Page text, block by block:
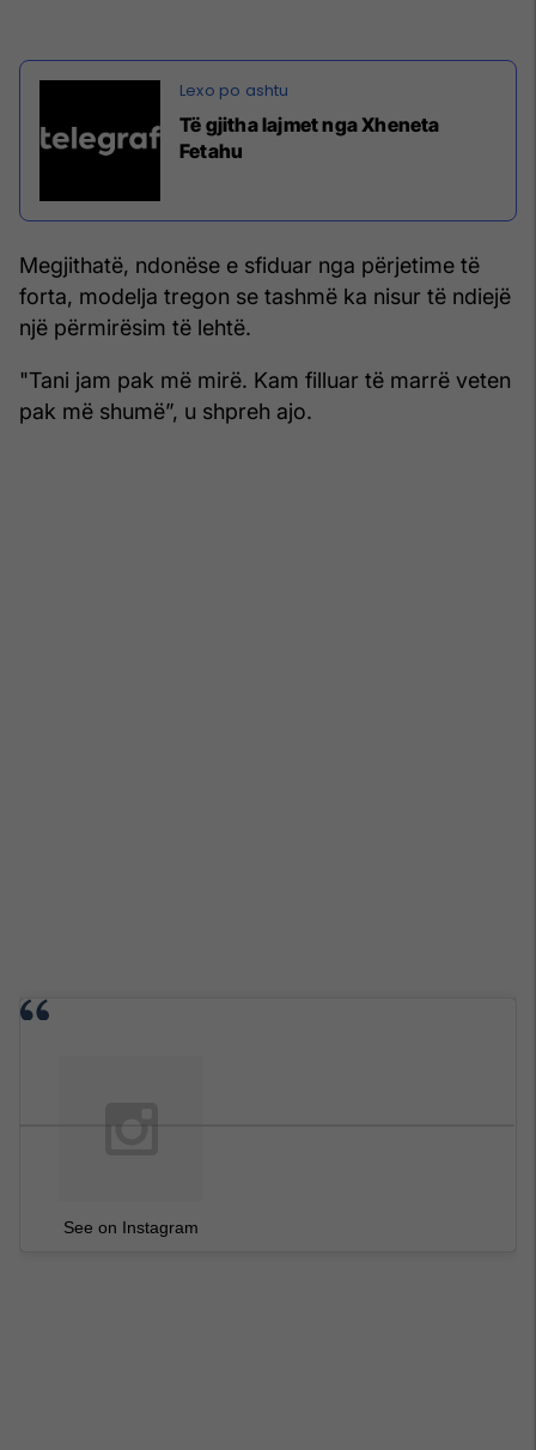
Të gjitha lajmet nga Xheneta
Fetahu
Megjithatë, ndonëse e sfiduar nga përjetime të
forta, modelja tregon se tashmë ka nisur të ndiejë
një përmirësim të lehtë.
"Tani jam pak më mirë. Kam filluar të marrë veten
pak më shumë”, u shpreh ajo.
See on Instagram